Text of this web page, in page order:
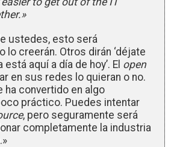
ustedes, esto será
lo creerán. Otros dirán ‘déjate
aquí a día de hoy’. El open
en sus redes lo quieran o no.
ha convertido en algo
práctico. Puedes intentar
, pero seguramente será
completamente la industria